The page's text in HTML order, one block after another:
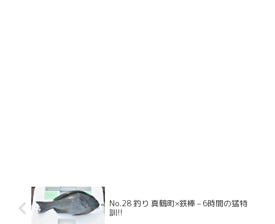
No.28 釣り 真鶴町×鉄棒 – 6時間の猛特
訓!!